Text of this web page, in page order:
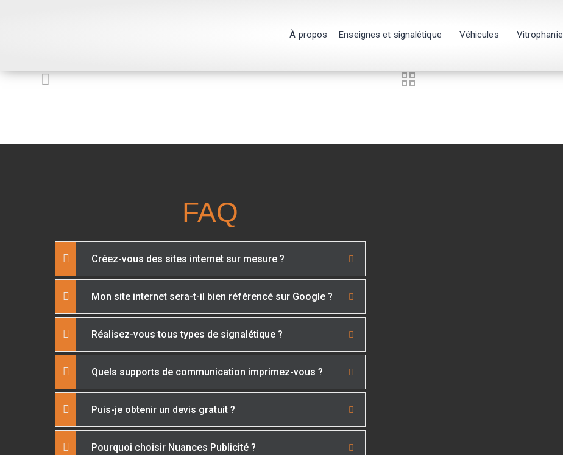
À propos Enseignes et signalétique Véhicules Vitrophanie
FAQ
Créez-vous des sites internet sur mesure ?
Mon site internet sera-t-il bien référencé sur Google ?
Réalisez-vous tous types de signalétique ?
Quels supports de communication imprimez-vous ?
Puis-je obtenir un devis gratuit ?
Pourquoi choisir Nuances Publicité ?